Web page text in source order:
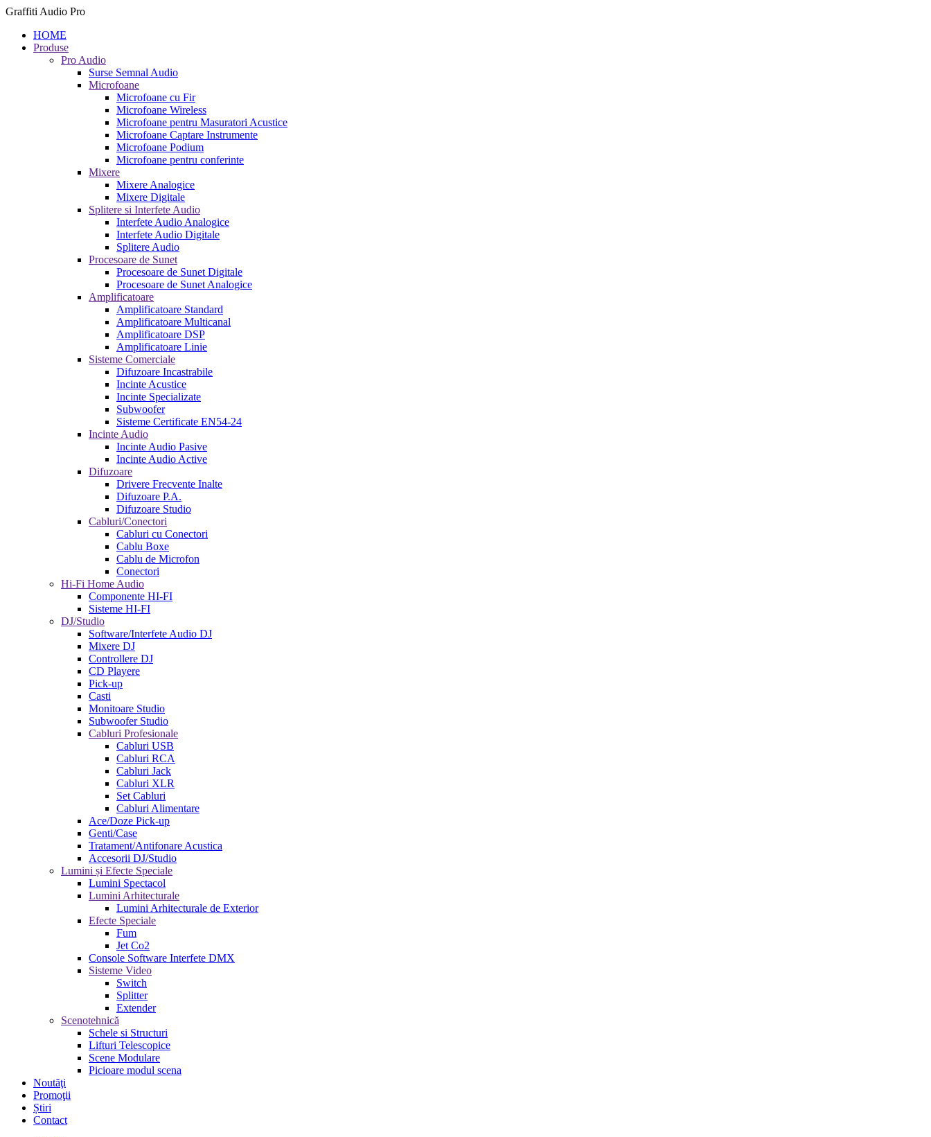
Graffiti Audio Pro
HOME
Produse
Pro Audio
Surse Semnal Audio
Microfoane
Microfoane cu Fir
Microfoane Wireless
Microfoane pentru Masuratori Acustice
Microfoane Captare Instrumente
Microfoane Podium
Microfoane pentru conferinte
Mixere
Mixere Analogice
Mixere Digitale
Splitere si Interfete Audio
Interfete Audio Analogice
Interfete Audio Digitale
Splitere Audio
Procesoare de Sunet
Procesoare de Sunet Digitale
Procesoare de Sunet Analogice
Amplificatoare
Amplificatoare Standard
Amplificatoare Multicanal
Amplificatoare DSP
Amplificatoare Linie
Sisteme Comerciale
Difuzoare Incastrabile
Incinte Acustice
Incinte Specializate
Subwoofer
Sisteme Certificate EN54-24
Incinte Audio
Incinte Audio Pasive
Incinte Audio Active
Difuzoare
Drivere Frecvente Inalte
Difuzoare P.A.
Difuzoare Studio
Cabluri/Conectori
Cabluri cu Conectori
Cablu Boxe
Cablu de Microfon
Conectori
Hi-Fi Home Audio
Componente HI-FI
Sisteme HI-FI
DJ/Studio
Software/Interfete Audio DJ
Mixere DJ
Controllere DJ
CD Playere
Pick-up
Casti
Monitoare Studio
Subwoofer Studio
Cabluri Profesionale
Cabluri USB
Cabluri RCA
Cabluri Jack
Cabluri XLR
Set Cabluri
Cabluri Alimentare
Ace/Doze Pick-up
Genti/Case
Tratament/Antifonare Acustica
Accesorii DJ/Studio
Lumini și Efecte Speciale
Lumini Spectacol
Lumini Arhitecturale
Lumini Arhitecturale de Exterior
Efecte Speciale
Fum
Jet Co2
Console Software Interfete DMX
Sisteme Video
Switch
Splitter
Extender
Scenotehnică
Schele si Structuri
Lifturi Telescopice
Scene Modulare
Picioare modul scena
Noutăţi
Promoţii
Știri
Contact